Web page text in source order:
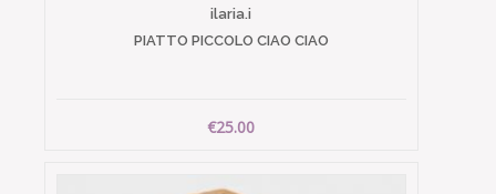
ilaria.i
PIATTO PICCOLO CIAO CIAO
€25.00